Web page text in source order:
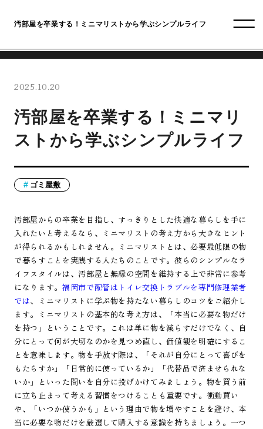
汚部屋を卒業する！ミニマリストから学ぶシンプルライフ
2025.10.20
汚部屋を卒業する！ミニマリ
ストから学ぶシンプルライフ
ゴミ屋敷
汚部屋からの卒業を目指し、すっきりとした快適な暮らしを手に
入れたいと考えるなら、ミニマリストの考え方から大きなヒント
が得られるかもしれません。ミニマリストとは、必要最低限の物
で暮らすことを実践する人たちのことです。彼らのシンプルなラ
イフスタイルは、汚部屋と無縁の空間を維持する上で非常に参考
になります。 福岡市で配管はトイレ交換トラブルを専門修理業者
では、ミニマリストに学ぶ物を持たない暮らしのコツをご紹介し
ます。ミニマリストの基本的な考え方は、「本当に必要な物だけ
を持つ」ということです。これは単に物を減らすだけでなく、自
分にとって何が大切なのかを見つめ直し、価値観を明確にするこ
とを意味します。物を手放す際は、「それが自分にとって喜びを
もたらすか」「日常的に使っているか」「代替品で済ませられな
いか」といった問いを自分に投げかけてみましょう。物を買う前
に立ち止まって考える習慣をつけることも重要です。衝動買い
や、「いつか使うかも」という理由で物を増やすことを避け、本
当に必要な物だけを厳選して購入する意識を持ちましょう。一つ